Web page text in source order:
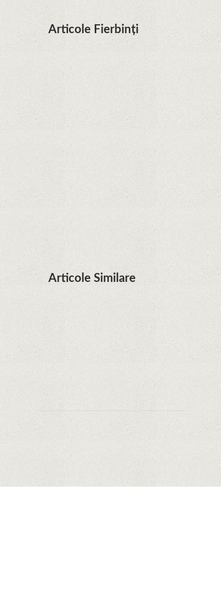
Articole Fierbinți
Dota Anime venind la Netflix în această lună de
la Legenda Korra Studio Mir
Curtea Supremă reglementează în favoarea
Google în Oracle Java Fight
Zvon: aplicațiile Google nu se mai pot instala pe
terminalele Huawei cu procesoare Kirin
Huawei P50 primeşte o posibilă dată de lansare
şi e mai curând decât credeam; Are cameră
telephoto cu zoom optic variabil
Articole Similare